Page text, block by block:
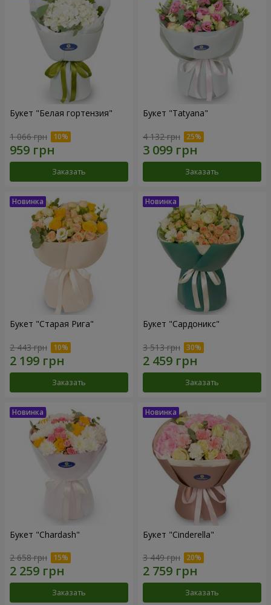
Букет "Белая гортензия"
1 066 грн
Заказать
Букет "Tatyana"
4 132 грн
Заказать
Букет "Старая Рига"
2 443 грн
Заказать
Букет "Сардоникс"
3 513 грн
Заказать
Букет "Chardash"
2 658 грн
Заказать
Букет "Cinderella"
3 449 грн
Заказать